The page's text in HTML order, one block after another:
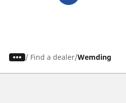
/ Find a dealer Wemding